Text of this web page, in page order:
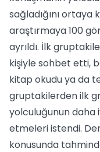
sağladığını ortaya
araştırmaya 100
ayrıldı. İlk
kişiyle sohbet etti,
kitap okudu ya da
gruptakilerden ilk
yolculuğunun daha
etmeleri istendi.
konusunda